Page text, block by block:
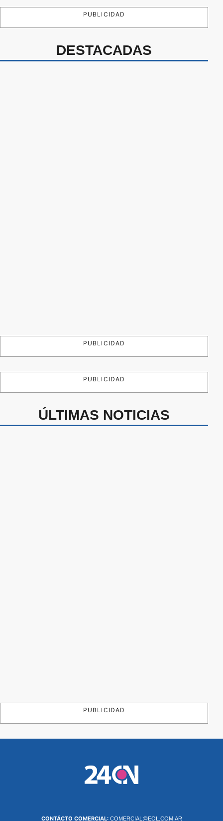
PUBLICIDAD
DESTACADAS
PUBLICIDAD
PUBLICIDAD
ÚLTIMAS NOTICIAS
PUBLICIDAD
CONTÁCTO COMERCIAL: COMERCIAL@EOL.COM.AR